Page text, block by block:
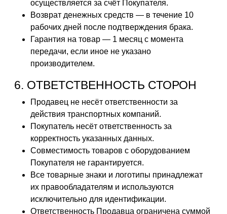
осуществляется за счёт Покупателя.
Возврат денежных средств — в течение 10
рабочих дней после подтверждения брака.
Гарантия на товар — 1 месяц с момента
передачи, если иное не указано
производителем.
6. ОТВЕТСТВЕННОСТЬ СТОРОН
Продавец не несёт ответственности за
действия транспортных компаний.
Покупатель несёт ответственность за
корректность указанных данных.
Совместимость товаров с оборудованием
Покупателя не гарантируется.
Все товарные знаки и логотипы принадлежат
их правообладателям и используются
исключительно для идентификации.
Ответственность Продавца ограничена суммой